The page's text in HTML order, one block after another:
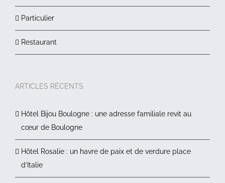
Particulier
Restaurant
ARTICLES RÉCENTS
Hôtel Bijou Boulogne : une adresse familiale revit au
cœur de Boulogne
Hôtel Rosalie : un havre de paix et de verdure place
d’Italie